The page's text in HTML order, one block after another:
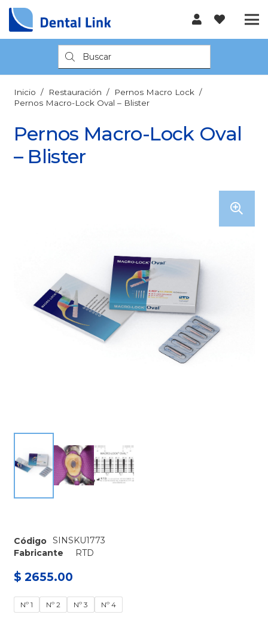
Búsqueda
de
productos
Inicio / Restauración / Pernos Macro Lock /
Pernos Macro-Lock Oval – Blister
Pernos Macro-Lock Oval
– Blister
Código SINSKU1773
Fabricante
RTD
$ 2655.00
Nº 1 Nº 2 Nº 3 Nº 4